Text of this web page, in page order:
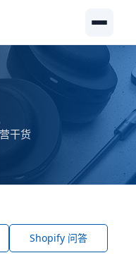
干货
Shopify 问答